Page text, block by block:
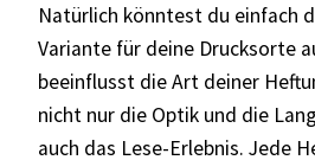
Natürlich könntest du einfach
Variante für deine Drucksorte
beeinflusst die Art deiner
nicht nur die Optik und die
auch das Lese-Erlebnis. Jede